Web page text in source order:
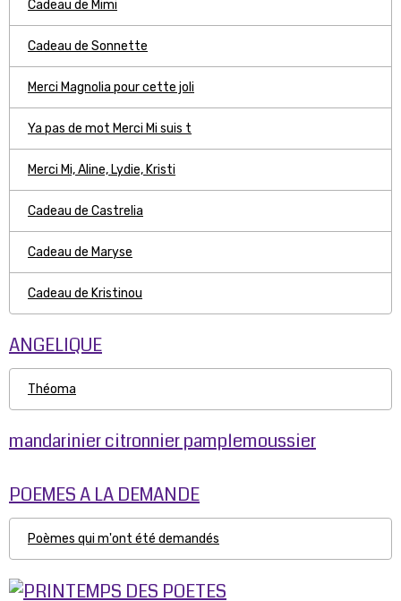
Cadeau de Mimi
Cadeau de Sonnette
Merci Magnolia pour cette joli
Ya pas de mot Merci Mi suis t
Merci Mi, Aline, Lydie, Kristi
Cadeau de Castrelia
Cadeau de Maryse
Cadeau de Kristinou
ANGELIQUE
Théoma
mandarinier citronnier pamplemoussier
POEMES A LA DEMANDE
Poèmes qui m'ont été demandés